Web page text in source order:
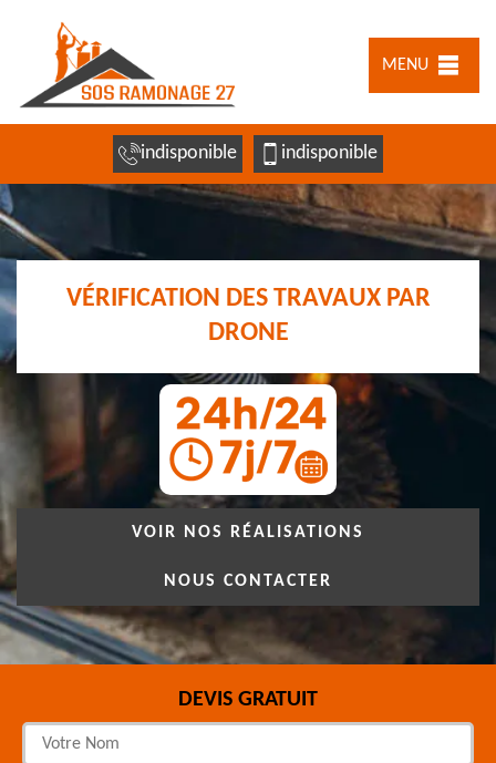
MENU
indisponible indisponible
VÉRIFICATION DES TRAVAUX PAR
DRONE
VOIR NOS RÉALISATIONS
NOUS CONTACTER
DEVIS GRATUIT